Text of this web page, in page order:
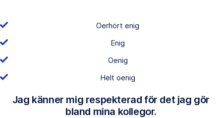
Oerhört enig
Enig
Oenig
Helt oenig
Jag känner mig respekterad för det jag gör
bland mina kollegor.